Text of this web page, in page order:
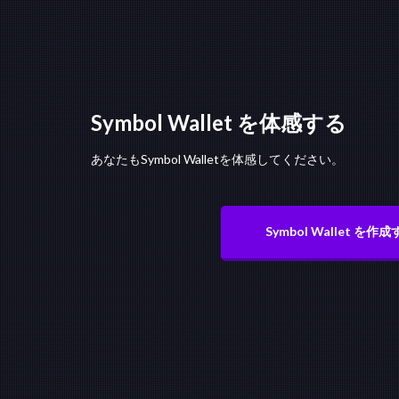
Symbol Wallet を体感する
あなたもSymbol Walletを体感してください。
Symbol Wallet を作成